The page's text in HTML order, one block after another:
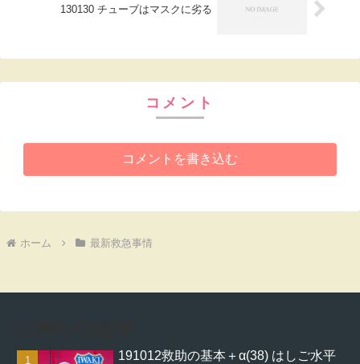
130130 チューブはマスクに劣る
コメント
コメントを書き込む
ホーム 最新救急事情
191012救助の基本＋α(38) はしご水平